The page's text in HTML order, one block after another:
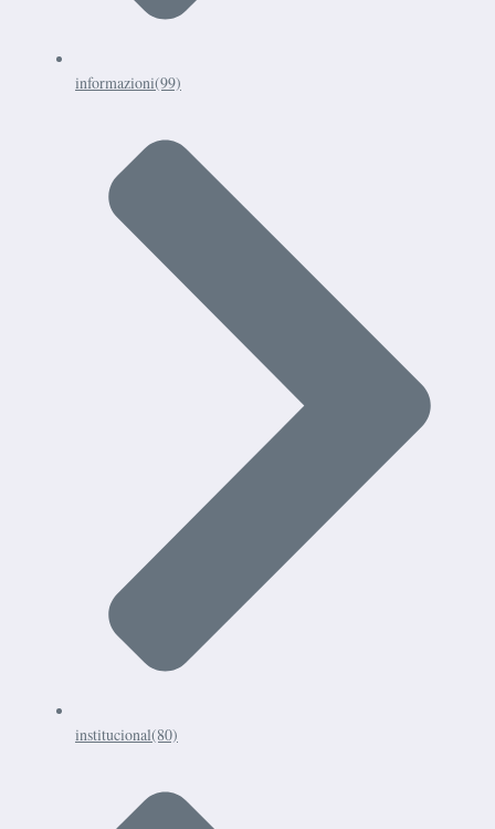
informazioni(99)
institucional(80)